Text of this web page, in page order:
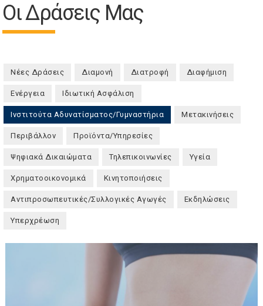
Οι Δράσεις Μας
Νέες Δράσεις Διαμονή Διατροφή Διαφήμιση
Ενέργεια Ιδιωτική Ασφάλιση
Ινστιτούτα Αδυνατίσματος/Γυμναστήρια (ενεργή καρτέλα)
Μετακινήσεις
Περιβάλλον Προϊόντα/Υπηρεσίες
Ψηφιακά Δικαιώματα Τηλεπικοινωνίες Υγεία
Χρηματοοικονομικά Κινητοποιήσεις
Αντιπροσωπευτικές/Συλλογικές Αγωγές Εκδηλώσεις
Υπερχρέωση